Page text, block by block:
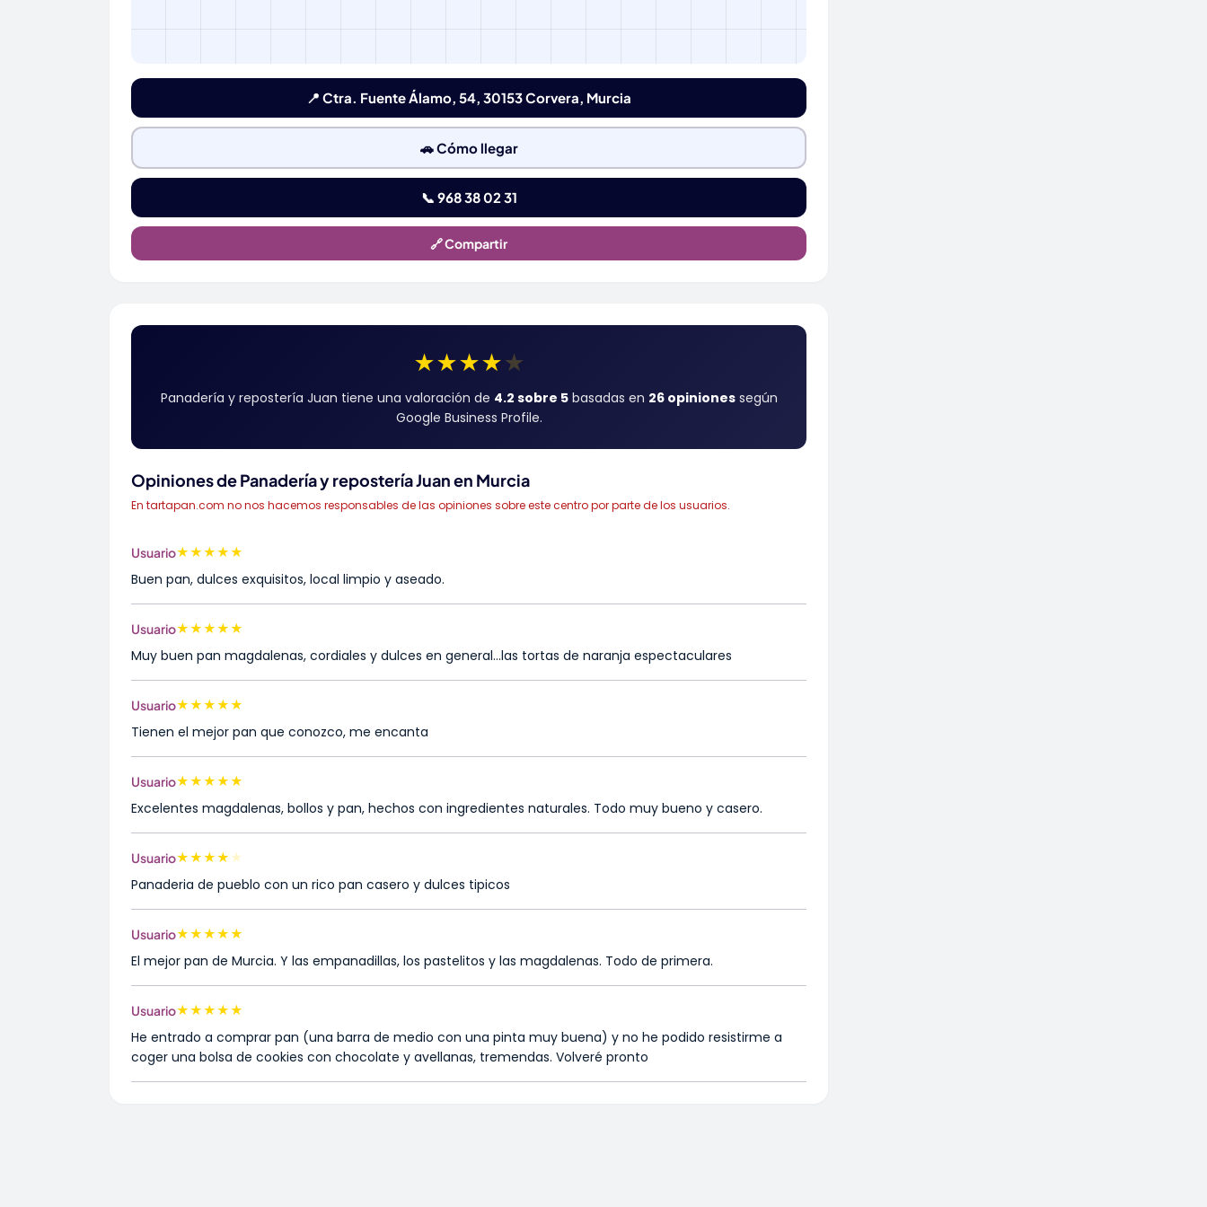
📍 Ctra. Fuente Álamo, 54, 30153 Corvera, Murcia
🚗 Cómo llegar
📞 968 38 02 31
🔗 Compartir
★★★★★
Panadería y repostería Juan tiene una valoración de 4.2 sobre 5basadas en 26 opinionessegún
Google Business Profile.
Opiniones de Panadería y repostería Juan en Murcia
En tartapan.com no nos hacemos responsables de las opiniones sobre este centro por parte de los usuarios.
Usuario★★★★★
Buen pan, dulces exquisitos, local limpio y aseado.
Usuario★★★★★
Muy buen pan magdalenas, cordiales y dulces en general...las tortas de naranja espectaculares
Usuario★★★★★
Tienen el mejor pan que conozco, me encanta
Usuario★★★★★
Excelentes magdalenas, bollos y pan, hechos con ingredientes naturales. Todo muy bueno y casero.
Usuario★★★★ ★
Panaderia de pueblo con un rico pan casero y dulces tipicos
Usuario★★★★★
El mejor pan de Murcia. Y las empanadillas, los pastelitos y las magdalenas. Todo de primera.
Usuario★★★★★
He entrado a comprar pan (una barra de medio con una pinta muy buena) y no he podido resistirme a
coger una bolsa de cookies con chocolate y avellanas, tremendas. Volveré pronto